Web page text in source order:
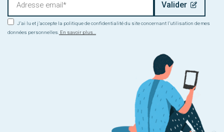
J’ai lu et j’accepte la politique de confidentialité du site concernant l’utilisation de mes
données personnelles. En savoir plus...